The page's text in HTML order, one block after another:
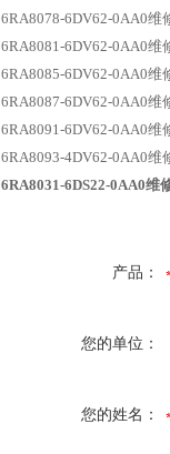
6RA8078-6DV62-0AA0维
6RA8081-6DV62-0AA0维
6RA8085-6DV62-0AA0维
6RA8087-6DV62-0AA0维
6RA8091-6DV62-0AA0维
6RA8093-4DV62-0AA0维
6RA8031-6DS22-0AA0维
产品：
您的单位：
您的姓名：